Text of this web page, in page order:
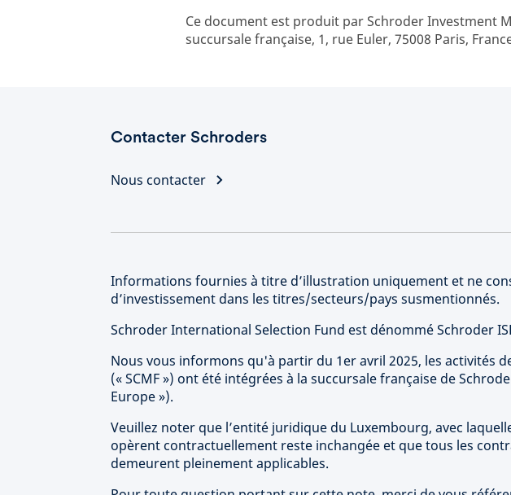
Ce document est produit par Schroder Investment
succursale française, 1, rue Euler, 75008 Paris,
Contacter Schroders
Nous contacter
Informations fournies à titre d’illustration uniquement et ne
d’investissement dans les titres/secteurs/pays susmentionnés.
Schroder International Selection Fund est dénommé Schroder
Nous vous informons qu'à partir du 1er avril 2025, les activités
(« SCMF ») ont été intégrées à la succursale française de
Europe »).
Veuillez noter que l’entité juridique du Luxembourg, avec
opèrent contractuellement reste inchangée et que tous les
demeurent pleinement applicables.